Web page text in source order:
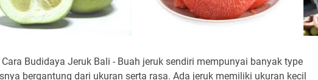
Budidaya Jeruk Bali - Buah jeruk sendiri mempunyai banyak type
bergantung dari ukuran serta rasa. Ada jeruk memiliki ukuran kecil